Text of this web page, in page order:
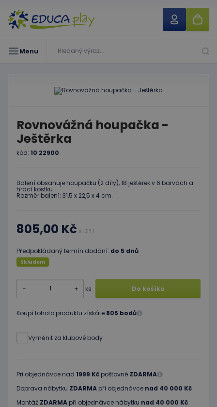
Menu
Rovnovážná houpačka -
Ještěrka
kód: 10 22900
Balení obsahuje houpačku (2 díly), 18 ještěrek v 6 barvách a
hrací kostku.
Rozměr balení: 31,5 x 22,5 x 4 cm.
805,00 Kč s DPH
Předpokládaný termín dodání: do 5 dnů
Skladem
- + ks Do košíku
Koupí tohoto produktu získáte 805 bodů
Vyměnit za klubové body
Pri objednávce nad 1999 Kč poštovné ZDARMA
Doprava nábytku ZDARMA při objednávce nad 40 000 Kč
Montáž ZDARMA při objednávce nábytku nad 40 000 Kč